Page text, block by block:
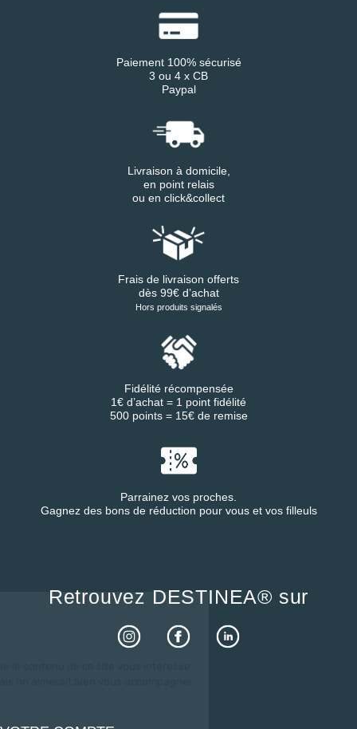
c'est nous...
a attendu d'être sûrs que le contenu
Paiement 100% sécurisé
3 ou 4 x CB
Paypal
Livraison à domicile,
en point relais
ou en click&collect
Frais de livraison offerts
dès 99€ d’achat
Hors produits signalés
Fidélité récompensée
1€ d’achat = 1 point fidélité
500 points = 15€ de remise
Parrainez vos proches.
Gagnez des bons de réduction pour vous et vos filleuls
Retrouvez DESTINEA® sur